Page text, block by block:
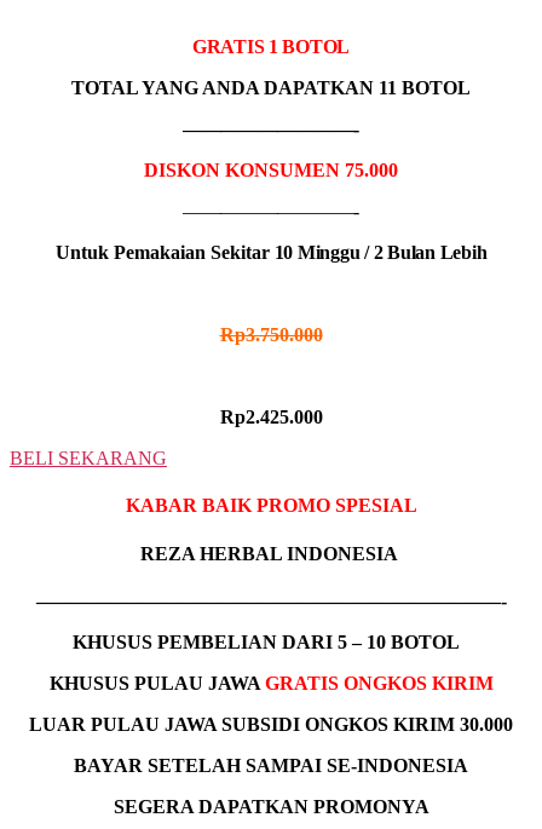
GRATIS 1 BOTOL
TOTAL YANG ANDA DAPATKAN 11 BOTOL
—————————-
DISKON KONSUMEN 75.000
—————————-
Untuk Pemakaian Sekitar 10 Minggu / 2 Bulan Lebih
Rp3.750.000
Rp2.425.000
BELI SEKARANG
KABAR BAIK PROMO SPESIAL
REZA HERBAL INDONESIA
————————————————————————-
KHUSUS PEMBELIAN DARI 5 – 10 BOTOL
KHUSUS PULAU JAWA GRATIS ONGKOS KIRIM
LUAR PULAU JAWA SUBSIDI ONGKOS KIRIM 30.000
BAYAR SETELAH SAMPAI SE-INDONESIA
SEGERA DAPATKAN PROMONYA